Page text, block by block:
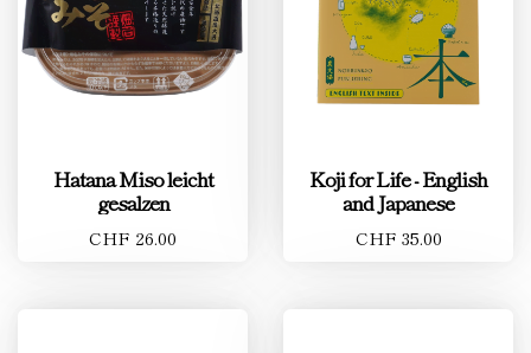
Hatana Miso leicht
gesalzen
CHF 26.00
Koji for Life - English
and Japanese
CHF 35.00